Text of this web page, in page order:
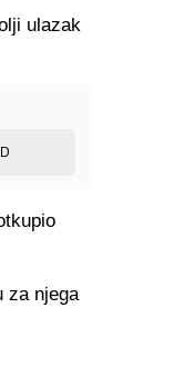
ulazak
za njega